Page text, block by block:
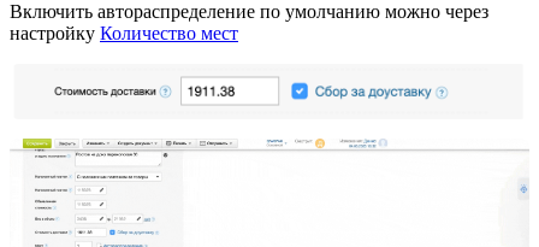
Включить автораспределение по умолчанию можно через
настройку Количество мест